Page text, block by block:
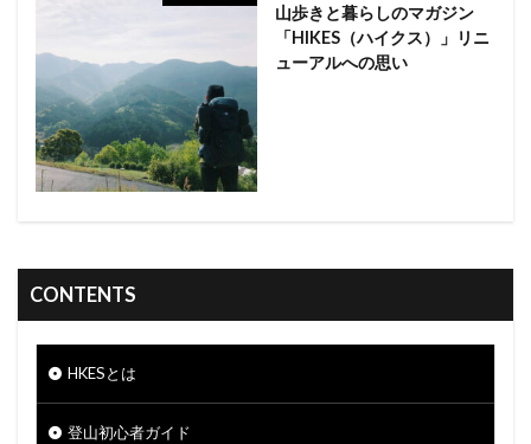
山歩きと暮らしのマガジン
「HIKES（ハイクス）」リニ
ューアルへの思い
CONTENTS
HKESとは
登山初心者ガイド